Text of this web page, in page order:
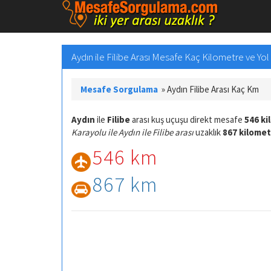
Aydın ile Filibe Arası Mesafe Kaç Kilometre ve
Mesafe Sorgulama »Aydın Filibe Arası Kaç Km
Aydın ile Filibearası kuş uçuşu direkt mesafe 546
Karayolu ile Aydın ile Filibe arasıuzaklık 867
546 km
867 km